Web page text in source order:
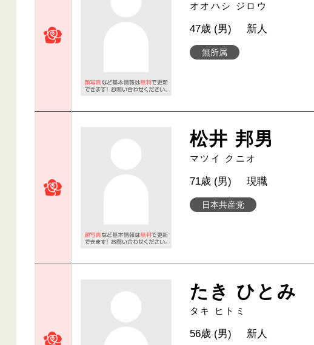
オオハシ ジロウ
無所属
47歳 (男) 新人
松井 邦男
マツイ クニオ
日本共産党
71歳 (男) 現職
たき ひとみ
タキ ヒトミ
56歳 (男) 新人